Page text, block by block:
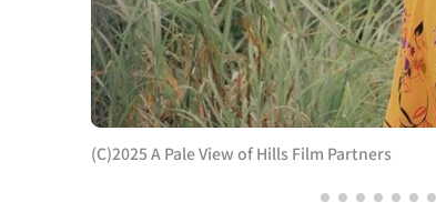
(C)2025 A Pale View of Hills Film Partners